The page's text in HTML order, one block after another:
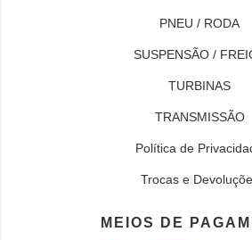
PNEU / RODA
SUSPENSÃO /
TURBINAS
TRANSMISSÃO
Política de
Trocas e
MEIOS DE